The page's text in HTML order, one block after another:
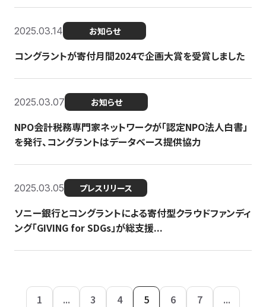
2025.03.14 お知らせ
コングラントが寄付月間2024で企画大賞を受賞しました
2025.03.07 お知らせ
NPO会計税務専門家ネットワークが「認定NPO法人白書」
を発行、コングラントはデータベース提供協力
2025.03.05 プレスリリース
ソニー銀行とコングラントによる寄付型クラウドファンディ
ング「GIVING for SDGs」が総支援...
1 ... 3 4 5 6 7
...